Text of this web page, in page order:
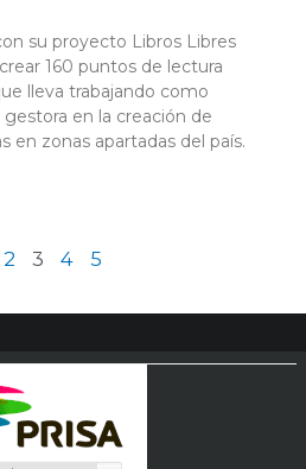
su proyecto Libros Libres
160 puntos de lectura
lleva trabajando como
en la creación de
en zonas apartadas del país.
2 3 4 5